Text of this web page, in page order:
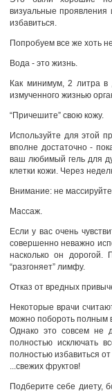
визуальные проявления
избавиться.
Попробуем все же хоть
Вода - это жизнь.
Как минимум, 2 литра в
измученного жизнью
“Причешите” свою кожу.
Используйте для этой
вполне достаточно -
ваш любимый гель для
клетки кожи. Через
Внимание: не
Массаж.
Если у вас очень
совершенно неважно
насколько он
“разгоняет” лимфу.
Отказ от вредных
Некоторые врачи
можно побороть полным
Однако это совсем не
полностью исключать
полностью избавиться
...свежих фруктов!
Подберите себе диету,